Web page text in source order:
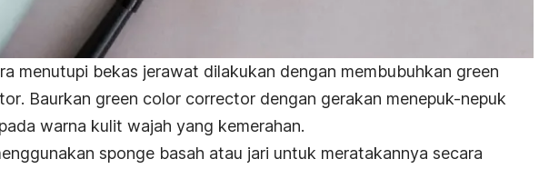
menutupi bekas jerawat dilakukan dengan membubuhkan green
. Baurkan green color corrector dengan gerakan menepuk-nepuk
warna kulit wajah yang kemerahan.
sponge basah atau jari untuk meratakannya secara